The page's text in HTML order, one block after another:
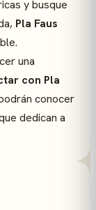
y busque
Pla Faus
una
con Pla
conocer
dedican a